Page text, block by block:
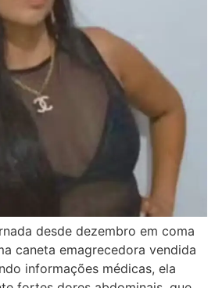
desde dezembro em coma
caneta emagrecedora vendida
informações médicas, ela